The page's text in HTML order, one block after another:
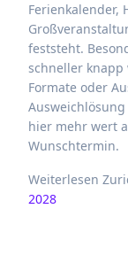
Ferienkalender,
feststeht.
schneller knapp
Formate oder
hier mehr wert
Wunschtermin.
Weiterlesen
2028